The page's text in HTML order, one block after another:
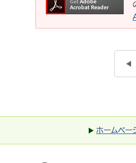
ホームペ